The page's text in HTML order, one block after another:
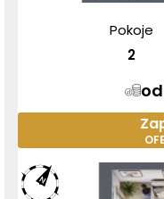
Pokoje
2
od